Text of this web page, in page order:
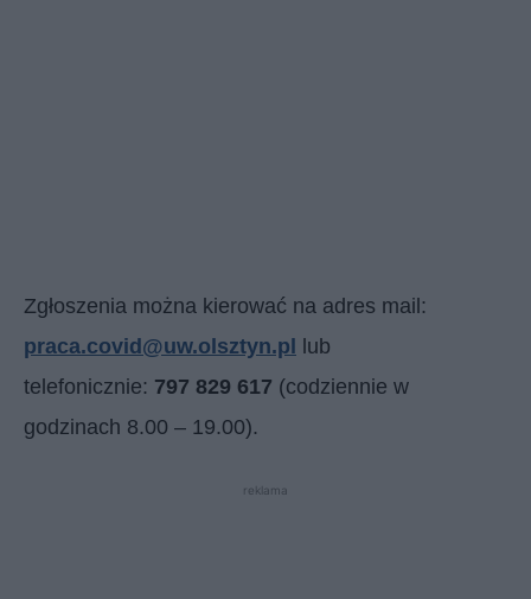
Zgłoszenia można kierować na adres mail:
praca.covid@uw.olsztyn.pl lub
telefonicznie: 797 829 617 (codziennie w
godzinach 8.00 – 19.00).
reklama